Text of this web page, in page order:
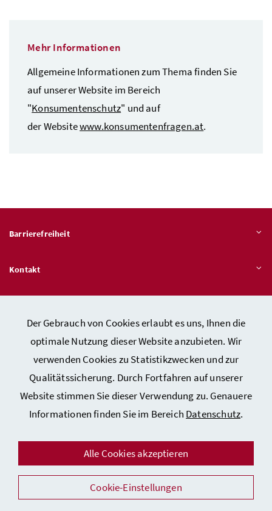
Der Gebrauch von Cookies erlaubt es uns, Ihnen die
optimale Nutzung dieser Website anzubieten. Wir
verwenden Cookies zu Statistikzwecken und zur
Qualitätssicherung. Durch Fortfahren auf unserer
Website stimmen Sie dieser Verwendung zu. Genauere
Informationen finden Sie im Bereich Datenschutz.
Alle Cookies akzeptieren
Cookie-Einstellungen
Mehr Informationen
Allgemeine Informationen zum Thema finden Sie
auf unserer Website im Bereich
"Konsumentenschutz" und auf
der Websitewww.konsumentenfragen.at.
Barrierefreiheit
Kontakt
Hinweisgeber:innen – Stelle für Rechtsverletzungen
Impressum
Auszeichnungen